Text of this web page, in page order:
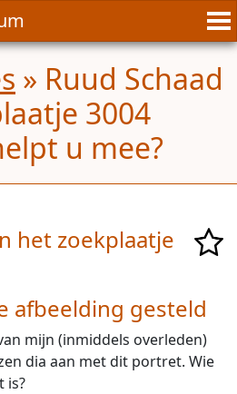
» Ruud Schaad
3004
u mee?
het zoekplaatje
afbeelding gesteld
mijn (inmiddels overleden)
dia aan met dit portret. Wie
is?